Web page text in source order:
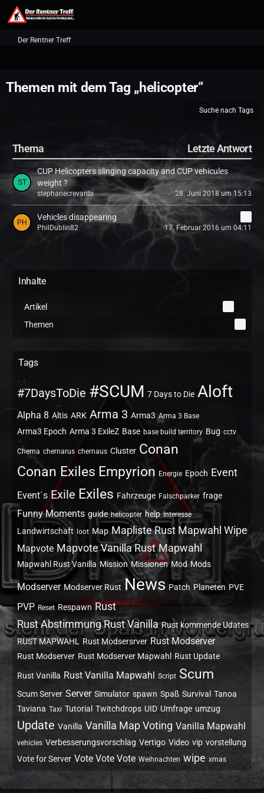
Der Rentner Treff
Themen mit dem Tag „helicopter“
Suche nach Tags
Thema Letzte Antwort
CUP Helicopters slinging capacity and CUP vehicules
weight ?
stephanecrevards 28. Juni 2018 um 15:13
Vehicles disappearing
PhilDublin82
17. Februar 2016 um 04:11
Inhalte
Artikel
Themen
Tags
#7DaysToDie #SCUM 7 Days to Die Aloft
Alpha 8 Altis ARK Arma 3 Arma3 Arma 3 Base
Arma3 Epoch Arma 3 ExileZ Base base build territory Bug cctv
Cherna chernarus chernaus Cluster Conan
Conan Exiles Empyrion Energie Epoch Event
Event´s Exile Exiles Fahrzeuge Falschparker frage
Funny Moments guide helicopter help Interesse
Landwirtschaft loot Map Mapliste Rust Mapwahl Wipe
Mapvote Mapvote Vanilla Rust Mapwahl
Mapwahl Rust Vanilla Mission Missionen Mod Mods
Modserver Modserver Rust News Patch Planeten PVE
PVP Reset Respawn Rust
Rust Abstimmung Rust Vanilla Rust kommende Udates
RUST MAPWAHL
Rust Modsersrver Rust Modserver
Rust Modserver Rust Modserver Mapwahl Rust Update
Rust Vanilla Rust Vanilla Mapwahl Script Scum
Scum Server Server Simulator spawn Spaß Survival Tanoa
Taviana Taxi Tutorial Twitchdrops UID Umfrage umzug
Update Vanilla Vanilla Map Voting Vanilla Mapwahl
vehicles Verbesserungsvorschlag Vertigo Video vip vorstellung
Vote for Server Vote Vote Vote Weihnachten wipe xmas